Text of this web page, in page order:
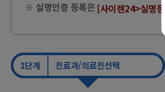
※ 실명인증 등록은 [사이렌24>실명등
1단계 진료과/의료진선택